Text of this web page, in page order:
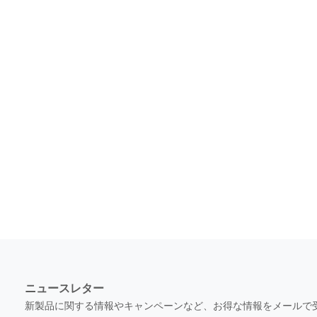
ニュースレター
新製品に関する情報やキャンペーンなど、お得な情報をメールで